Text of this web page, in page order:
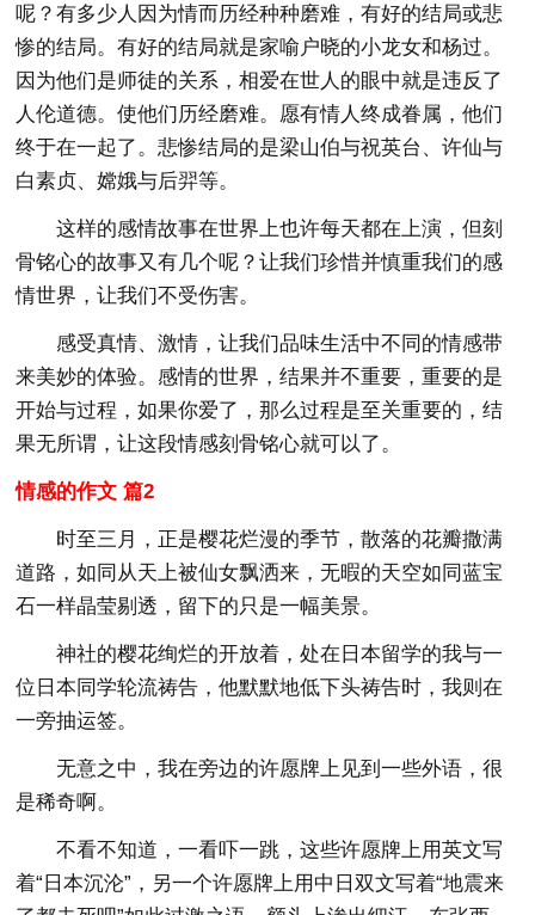
呢？有多少人因为情而历经种种磨难，有好的结局或悲
惨的结局。有好的结局就是家喻户晓的小龙女和杨过。
因为他们是师徒的关系，相爱在世人的眼中就是违反了
人伦道德。使他们历经磨难。愿有情人终成眷属，他们
终于在一起了。悲惨结局的是梁山伯与祝英台、许仙与
白素贞、嫦娥与后羿等。
这样的感情故事在世界上也许每天都在上演，但刻
骨铭心的故事又有几个呢？让我们珍惜并慎重我们的感
情世界，让我们不受伤害。
感受真情、激情，让我们品味生活中不同的情感带
来美妙的体验。感情的世界，结果并不重要，重要的是
开始与过程，如果你爱了，那么过程是至关重要的，结
果无所谓，让这段情感刻骨铭心就可以了。
情感的作文 篇2
时至三月，正是樱花烂漫的季节，散落的花瓣撒满
道路，如同从天上被仙女飘洒来，无暇的天空如同蓝宝
石一样晶莹剔透，留下的只是一幅美景。
神社的樱花绚烂的开放着，处在日本留学的我与一
位日本同学轮流祷告，他默默地低下头祷告时，我则在
一旁抽运签。
无意之中，我在旁边的许愿牌上见到一些外语，很
是稀奇啊。
不看不知道，一看吓一跳，这些许愿牌上用英文写
着“日本沉沦”，另一个许愿牌上用中日双文写着“地震来